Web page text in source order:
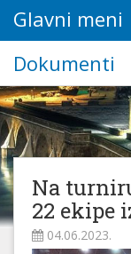
Glavni meni
Dokumenti
Na
22 ekipe
04.06.2023.